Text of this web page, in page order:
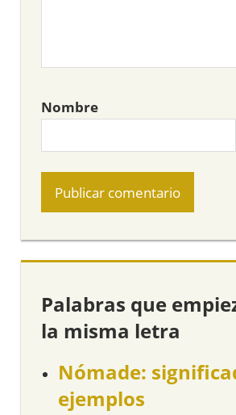
Nombre
Palabras que
la misma letra
Nómade:
ejemplos